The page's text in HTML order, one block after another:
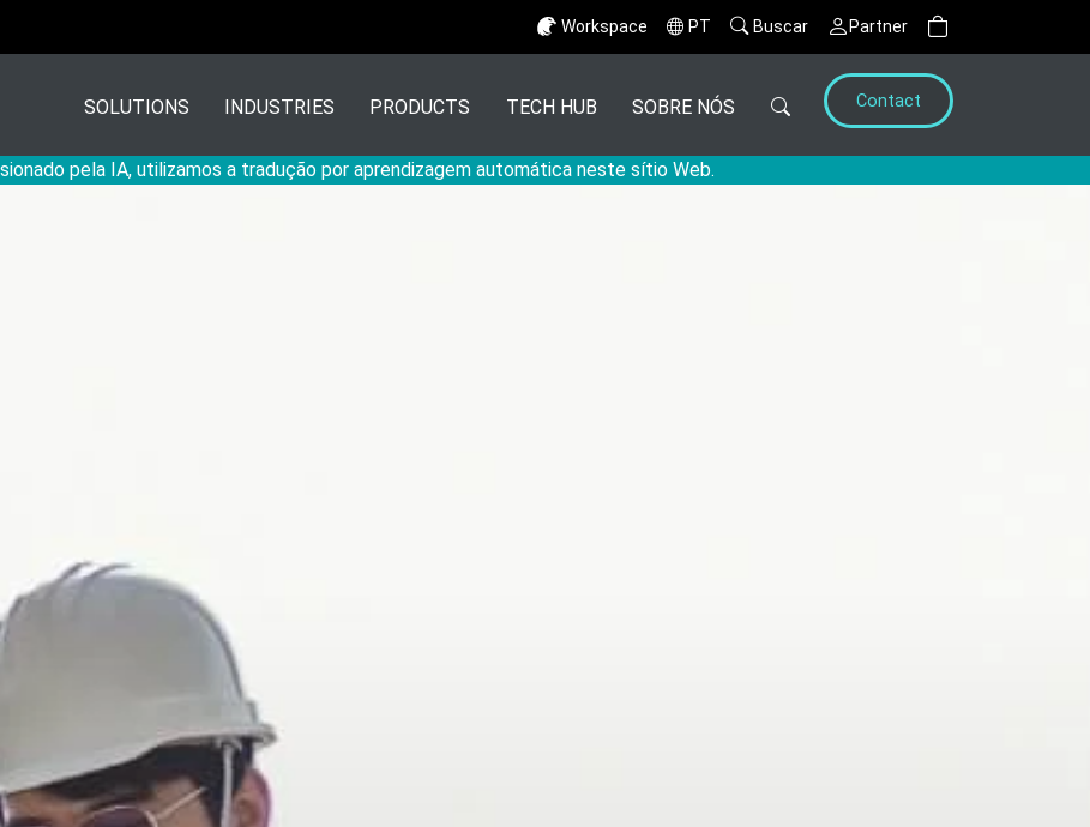
Workspace PT Buscar Partner
pela IA, utilizamos a tradução por aprendizagem automática neste sítio Web.
SOLUTIONS INDUSTRIES PRODUCTS TECH HUB SOBRE NÓS Contact